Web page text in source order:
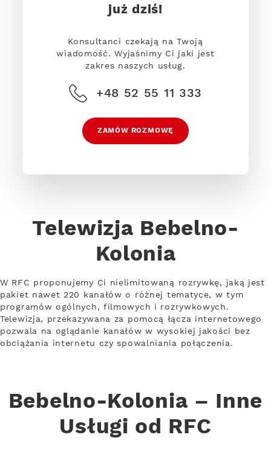
już dziś!
Konsultanci czekają na Twoją
wiadomość. Wyjaśnimy Ci jaki jest
zakres naszych usług.
+48 52 55 11 333
ZAMÓW ROZMOWĘ
Telewizja Bebelno-
Kolonia
W RFC proponujemy Ci nielimitowaną rozrywkę, jaką jest
pakiet nawet 220 kanałów o różnej tematyce, w tym
programów ogólnych, filmowych i rozrywkowych.
Telewizja, przekazywana za pomocą łącza internetowego
pozwala na oglądanie kanałów w wysokiej jakości bez
obciążania internetu czy spowalniania połączenia.
Bebelno-Kolonia – Inne
Usługi od RFC